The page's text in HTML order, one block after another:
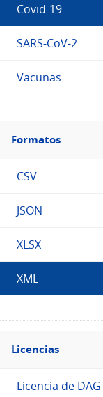
Covid-19
SARS-CoV-2
Vacunas
Filtro
Formatos
Formatos
CSV
JSON
XLSX
XML
Filtro
Licencias
Licencias
Licencia de